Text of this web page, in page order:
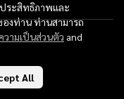
ระสิทธิภาพและ
งท่าน ท่านสามารถ
วามเป็นส่วนตัว and
All